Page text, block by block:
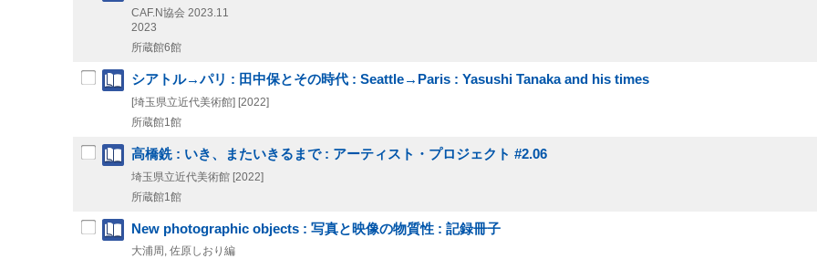
CAF.N協会 2023.11
2023
所蔵館6館
シアトル→パリ : 田中保とその時代 : Seattle→Paris : Yasushi Tanaka and his times
[埼玉県立近代美術館] [2022]
所蔵館1館
高橋銑 : いき、またいきるまで : アーティスト・プロジェクト #2.06
埼玉県立近代美術館 [2022]
所蔵館1館
New photographic objects : 写真と映像の物質性 : 記録冊子
大浦周, 佐原しおり編